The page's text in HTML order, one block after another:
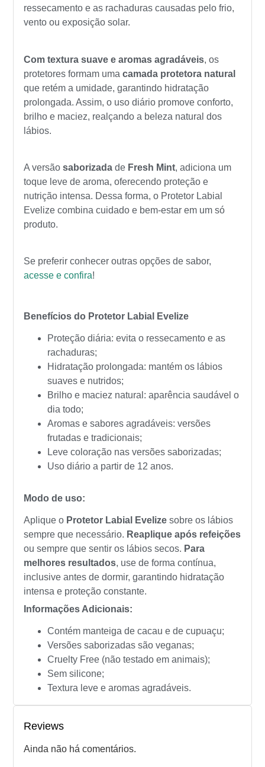
ressecamento e as rachaduras causadas pelo frio,
vento ou exposição solar.
Com textura suave e aromas agradáveis, os
protetores formam uma camada protetora natural
que retém a umidade, garantindo hidratação
prolongada. Assim, o uso diário promove conforto,
brilho e maciez, realçando a beleza natural dos
lábios.
A versão saborizadade Fresh Mint, adiciona um
toque leve de aroma, oferecendo proteção e
nutrição intensa. Dessa forma, o Protetor Labial
Evelize combina cuidado e bem-estar em um só
produto.
Se preferir conhecer outras opções de sabor,
acesse e confira!
Benefícios do Protetor Labial Evelize
Proteção diária: evita o ressecamento e as
rachaduras;
Hidratação prolongada: mantém os lábios
suaves e nutridos;
Brilho e maciez natural: aparência saudável o
dia todo;
Aromas e sabores agradáveis: versões
frutadas e tradicionais;
Leve coloração nas versões saborizadas;
Uso diário a partir de 12 anos.
Modo de uso:
Aplique o Protetor Labial Evelizesobre os lábios
sempre que necessário. Reaplique após refeições
ou sempre que sentir os lábios secos. Para
melhores resultados, use de forma contínua,
inclusive antes de dormir, garantindo hidratação
intensa e proteção constante.
Informações Adicionais:
Contém manteiga de cacau e de cupuaçu;
Versões saborizadas são veganas;
Cruelty Free (não testado em animais);
Sem silicone;
Textura leve e aromas agradáveis.
Reviews
Ainda não há comentários.